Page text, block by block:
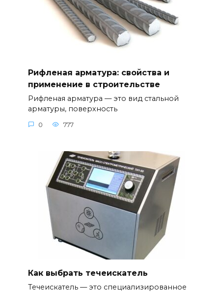
Рифленая арматура: свойства и
применение в строительстве
Рифленая арматура — это вид стальной
арматуры, поверхность
0 777
Как выбрать течеискатель
Течеискатель — это специализированное